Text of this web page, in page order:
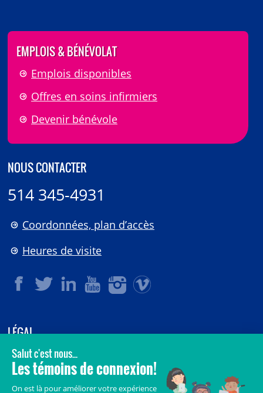
EMPLOIS & BÉNÉVOLAT
Emplois disponibles
Offres en soins infirmiers
Devenir bénévole
NOUS CONTACTER
514 345-4931
Coordonnées, plan d’accès
Heures de visite
LÉGAL
© 2006-2026CHU Sainte-Justine.
Tous droits réservés.
Crédits